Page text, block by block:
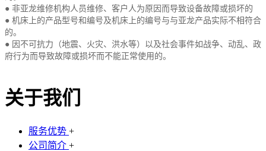
● 非亚龙维修机构人员维修、客户人为原因而导致设备故障或损坏的
● 机床上的产品型号和编号及机床上的编号与与亚龙产品实际不相符合
的。
● 因不可抗力（地震、火灾、洪水等）以及社会事件如战争、动乱、政
府行为而导致故障或损坏而不能正常使用的。
关于我们
服务优势 +
公司简介 +